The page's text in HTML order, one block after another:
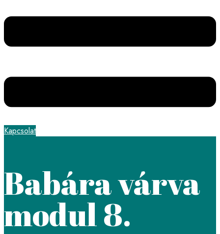
Kapcsolat
Babára várva
modul 8.